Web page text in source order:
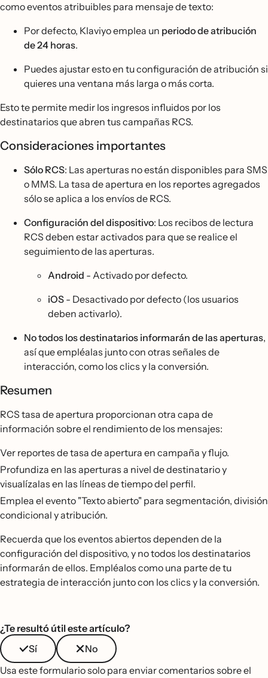
como eventos atribuibles para mensaje de texto:
Por defecto, Klaviyo emplea un periodo de atribución
de 24 horas.
Puedes ajustar esto en tu configuración de atribución si
quieres una ventana más larga o más corta.
Esto te permite medir los ingresos influidos por los
destinatarios que abren tus campañas RCS.
Consideraciones importantes
Sólo RCS: Las aperturas no están disponibles para SMS
o MMS. La tasa de apertura en los reportes agregados
sólo se aplica a los envíos de RCS.
Configuración del dispositivo: Los recibos de lectura
RCS deben estar activados para que se realice el
seguimiento de las aperturas.
Android - Activado por defecto.
iOS - Desactivado por defecto (los usuarios
deben activarlo).
No todos los destinatarios informarán de las aperturas,
así que empléalas junto con otras señales de
interacción, como los clics y la conversión.
Resumen
RCS tasa de apertura proporcionan otra capa de
información sobre el rendimiento de los mensajes:
Ver reportes de tasa de apertura en campaña y flujo.
Profundiza en las aperturas a nivel de destinatario y
visualízalas en las líneas de tiempo del perfil.
Emplea el evento "Texto abierto" para segmentación, división
condicional y atribución.
Recuerda que los eventos abiertos dependen de la
configuración del dispositivo, y no todos los destinatarios
informarán de ellos. Empléalos como una parte de tu
estrategia de interacción junto con los clics y la conversión.
¿Te resultó útil este artículo?
Sí
No
Usa este formulario solo para enviar comentarios sobre el